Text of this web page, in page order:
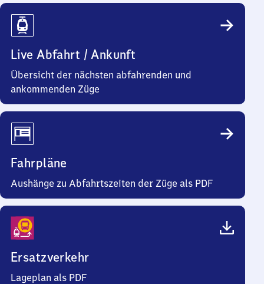
Reiseinfos
Live Abfahrt / Ankunft
Übersicht der nächsten abfahrenden und
ankommenden Züge
Fahrpläne
Aushänge zu Abfahrtszeiten der Züge als PDF
Ersatzverkehr
Lageplan als PDF